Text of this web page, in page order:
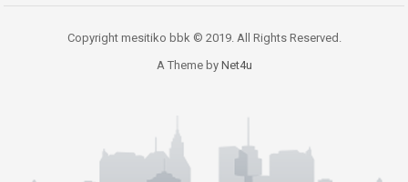
Copyright mesitiko bbk © 2019. All Rights Reserved.
A Theme by Net4u